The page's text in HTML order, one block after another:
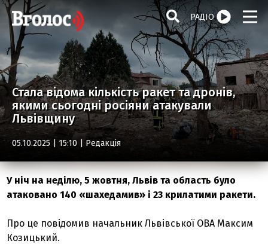
РАДІО
Стала відома кількість ракет та дронів,
якими сьогодні росіяни атакували
Львівщину
05.10.2025 | 15:10 | Редакція
У ніч на неділю, 5 жовтня, Львів та область було
атаковано 140 «шахедамив» і 23 крилатими ракети.
Про це повідомив начальник Львівської ОВА Максим
Козицький.